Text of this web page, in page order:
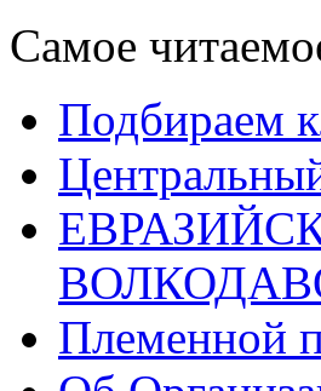
Самое
Подбираем
Племенной